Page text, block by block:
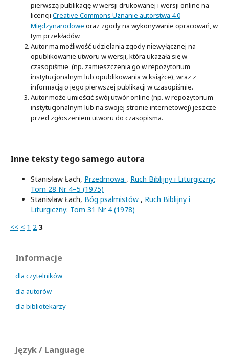
pierwszą publikację w wersji drukowanej i wersji online na
licencji Creative Commons Uznanie autorstwa 4.0
Międzynarodowe oraz zgody na wykonywanie opracowań, w
tym przekładów.
Autor ma możliwość udzielania zgody niewyłącznej na
opublikowanie utworu w wersji, która ukazała się w
czasopiśmie (np. zamieszczenia go w repozytorium
instytucjonalnym lub opublikowania w książce), wraz z
informacją o jego pierwszej publikacji w czasopiśmie.
Autor może umieścić swój utwór online (np. w repozytorium
instytucjonalnym lub na swojej stronie internetowej) jeszcze
przed zgłoszeniem utworu do czasopisma.
Inne teksty tego samego autora
Stanisław Łach, Przedmowa , Ruch Biblijny i Liturgiczny:
Tom 28 Nr 4–5 (1975)
Stanisław Łach, Bóg psalmistów , Ruch Biblijny i
Liturgiczny: Tom 31 Nr 4 (1978)
<< < 1 2 3
Informacje
dla czytelników
dla autorów
dla bibliotekarzy
Język / Language